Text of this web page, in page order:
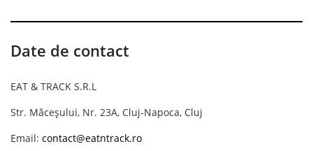
Date de contact
EAT & TRACK S.R.L
Str. Măceșului, Nr. 23A, Cluj-Napoca, Cluj
Email: contact@eatntrack.ro